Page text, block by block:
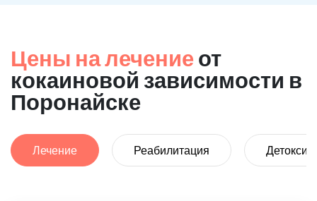
Цены на лечение от
кокаиновой зависимости в
Поронайске
Лечение Реабилитация